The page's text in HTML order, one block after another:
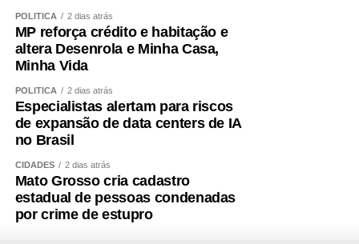
POLÍTICA 2 dias atrás
MP reforça crédito e habitação e
altera Desenrola e Minha Casa,
Minha Vida
POLÍTICA 2 dias atrás
Especialistas alertam para riscos
de expansão de data centers de IA
no Brasil
CIDADES 2 dias atrás
Mato Grosso cria cadastro
estadual de pessoas condenadas
por crime de estupro